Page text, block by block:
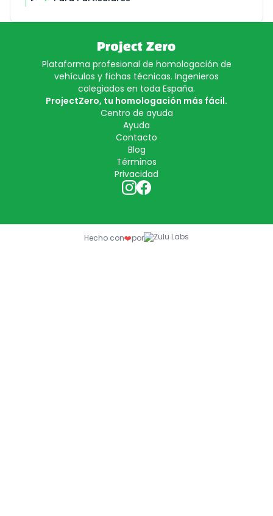
Plataforma profesional de homologación de
vehículos y fichas técnicas. Ingenieros
colegiados en toda España.
ProjectZero, tu homologación más fácil.
Centro de ayuda
Ayuda
Contacto
Blog
Términos
Privacidad
Hecho con❤️por